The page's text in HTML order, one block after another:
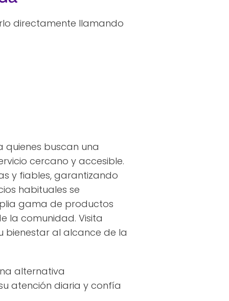
directamente llamando
quienes buscan una
cercano y accesible.
y fiables, garantizando
habituales se
gama de productos
la comunidad. Visita
bienestar al alcance de la
alternativa
atención diaria y confía